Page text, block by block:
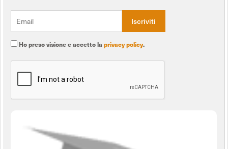
Ho preso visione e accetto la privacy policy.